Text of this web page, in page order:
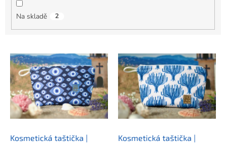
Na skladě 2
p
Kosmetická taštička |
Kosmetická taštička |